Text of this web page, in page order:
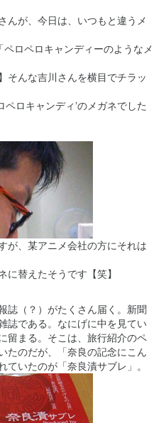
んが、今日は、いつもと違うメ
ロペロキャンディーのようなメ
そんな吉川さんを横目でチラッ
ペロキャンディ’のメガネでした
が、某アニメ会社の方にそれは
に替えたそうです【笑】
誌（？）がたくさん届く。新聞
誌である。なにげに中を見てい
留まる。そこは、旅行紹介のペ
たのだが、「奈良の記念にこん
ていたのが「奈良漬サブレ」。